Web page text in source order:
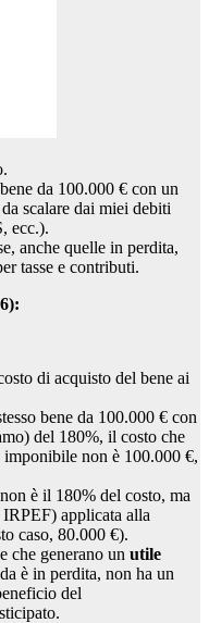
da 100.000 € con un
scalare dai miei debiti
ecc.).
anche quelle in perdita,
tasse e contributi.
di acquisto del bene ai
bene da 100.000 € con
del 180%, il costo che
imponibile non è 100.000 €,
è il 180% del costo, ma
applicata alla
caso, 80.000 €).
che generano un utile
è in perdita, non ha un
del